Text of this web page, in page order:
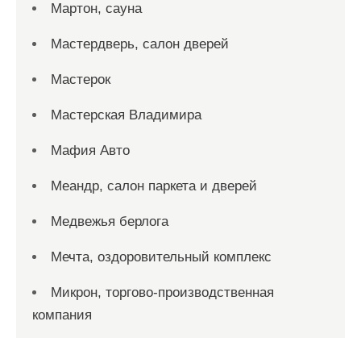
Мартон, сауна
Мастердверь, салон дверей
Мастерок
Мастерская Владимира
Мафия Авто
Меандр, салон паркета и дверей
Медвежья берлога
Мечта, оздоровительный комплекс
Микрон, торгово-производственная
компания